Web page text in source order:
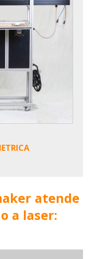
atende
a laser: